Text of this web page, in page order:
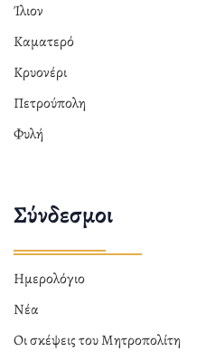
Ίλιον
Καματερό
Κρυονέρι
Πετρούπολη
Φυλή
Σύνδεσμοι
Ημερολόγιο
Νέα
Οι σκέψεις του Μητροπολίτη